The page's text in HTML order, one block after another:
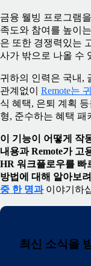
금융 웰빙 프로그램
족도와 참여를 높이
은 또한 경쟁력있는
사가 밖으로 나올 수
귀하의 인력은 국내,
관계없이 Remote는
식 혜택, 은퇴 계획
형, 준수하는 혜택 패
이 기능이 어떻게 작
내용과 Remote가 고
HR 워크플로우를 빠
방법에 대해 알아보
중 한 명과이야기하
최신 소식을